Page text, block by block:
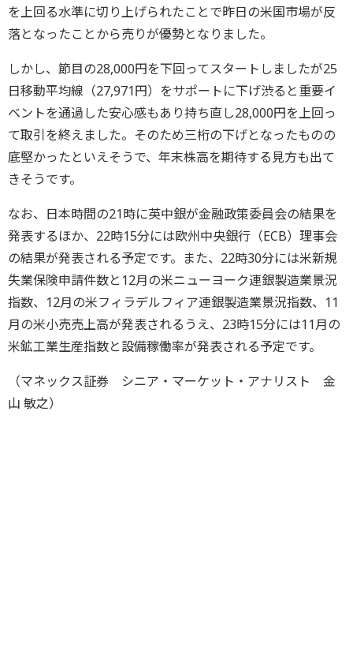
を上回る水準に切り上げられたことで昨日の米国市場が反
落となったことから売りが優勢となりました。
しかし、節目の28,000円を下回ってスタートしましたが25
日移動平均線（27,971円）をサポートに下げ渋ると重要イ
ベントを通過した安心感もあり持ち直し28,000円を上回っ
て取引を終えました。そのため三桁の下げとなったものの
底堅かったといえそうで、年末株高を期待する見方も出て
きそうです。
なお、日本時間の21時に英中銀が金融政策委員会の結果を
発表するほか、22時15分には欧州中央銀行（ECB）理事会
の結果が発表される予定です。また、22時30分には米新規
失業保険申請件数と12月の米ニューヨーク連銀製造業景況
指数、12月の米フィラデルフィア連銀製造業景況指数、11
月の米小売売上高が発表されるうえ、23時15分には11月の
米鉱工業生産指数と設備稼働率が発表される予定です。
（マネックス証券 シニア・マーケット・アナリスト 金
山 敏之）